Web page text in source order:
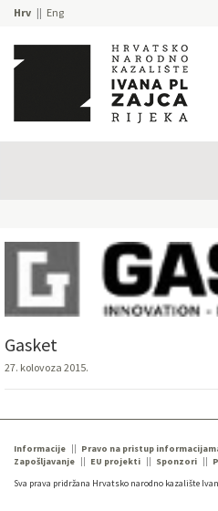
Hrv Eng
Gasket
27. kolovoza 2015.
Informacije Pravo na pristup
Zapošljavanje
EU projekti Sponzori
Sva prava pridržana Hrvatsko narodno kazalište